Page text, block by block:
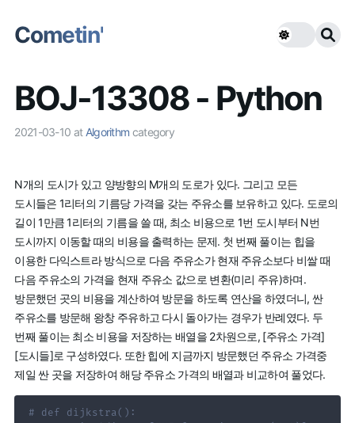
Cometin'
BOJ-13308 - Python
2021-03-10 at Algorithm category
N개의 도시가 있고 양방향의 M개의 도로가 있다. 그리고 모든
도시들은 1리터의 기름당 가격을 갖는 주유소를 보유하고 있다. 도로의
길이 1만큼 1리터의 기름을 쓸 때, 최소 비용으로 1번 도시부터 N번
도시까지 이동할 때의 비용을 출력하는 문제. 첫 번째 풀이는 힙을
이용한 다익스트라 방식으로 다음 주유소가 현재 주유소보다 비쌀 때
다음 주유소의 가격을 현재 주유소 값으로 변환(미리 주유)하며.
방문했던 곳의 비용을 계산하여 방문을 하도록 연산을 하였더니, 싼
주유소를 방문해 왕창 주유하고 다시 돌아가는 경우가 반례였다. 두
번째 풀이는 최소 비용을 저장하는 배열을 2차원으로, [주유소 가격]
[도시들]로 구성하였다. 또한 힙에 지금까지 방문했던 주유소 가격중
제일 싼 곳을 저장하여 해당 주유소 가격의 배열과 비교하여 풀었다.
# def dijkstra():